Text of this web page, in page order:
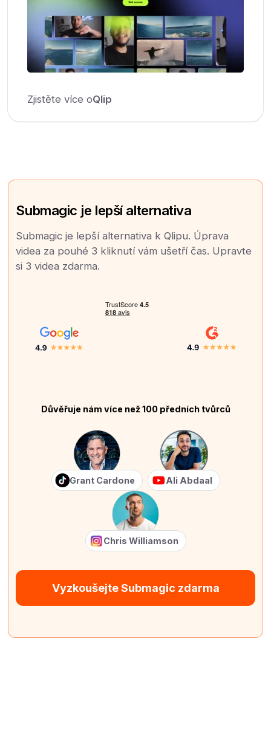
Zjistěte více oQlip
Submagic je lepší alternativa
Submagic je lepší alternativa k Qlipu. Úprava
videa za pouhé 3 kliknutí vám ušetří čas. Upravte
si 3 videa zdarma.
Důvěřuje nám více než 100 předních tvůrců
Grant Cardone Ali Abdaal
Chris Williamson
Vyzkoušejte Submagic zdarma